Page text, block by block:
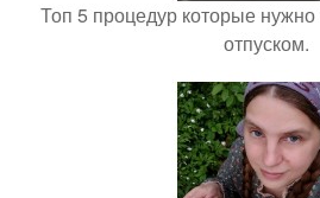
Топ 5 процедур которые нужно
отпуском.